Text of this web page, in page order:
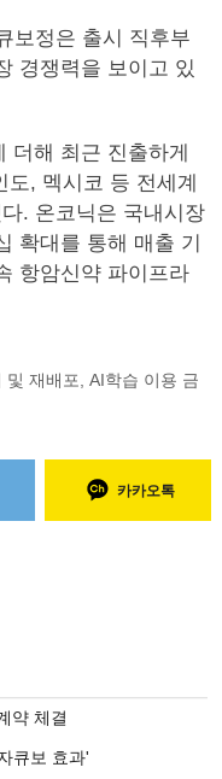
보정은 출시 직후부
경쟁력을 보이고 있
더해 최근 진출하게
도, 멕시코 등 전세계
. 온코닉은 국내시장
확대를 통해 매출 기
항암신약 파이프라
재배포, AI학습 이용 금
카카오톡
약 체결
큐보 효과'